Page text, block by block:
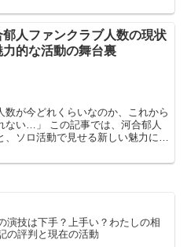
郁人ファンクラブ人数の現状
力的な活動の舞台裏
数が今どれくらいなのか、これから
ない…」 この記事では、河合郁人
、ソロ活動で見せる新しい魅力につ
演技は下手？上手い？わたしの相
の評判と現在の活動